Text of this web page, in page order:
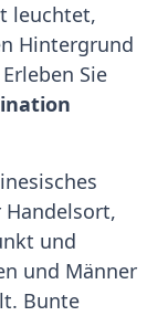
leuchtet,
Hintergrund
Sie
und
und Männer
Bunte